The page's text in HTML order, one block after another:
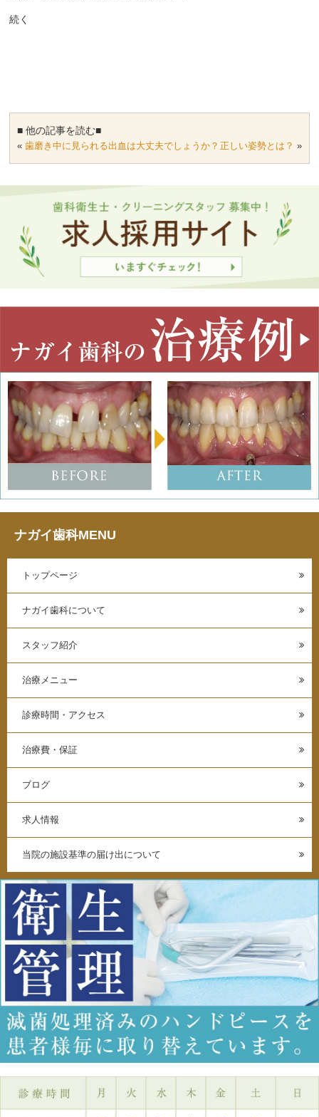
続く
■ 他の記事を読む■
«歯磨き中に見られる出血は大丈夫でしょうか？ 正しい姿勢とは？ »
ナガイ歯科MENU
トップページ
ナガイ歯科について
スタッフ紹介
治療メニュー
診療時間・アクセス
治療費・保証
ブログ
求人情報
当院の施設基準の届け出について